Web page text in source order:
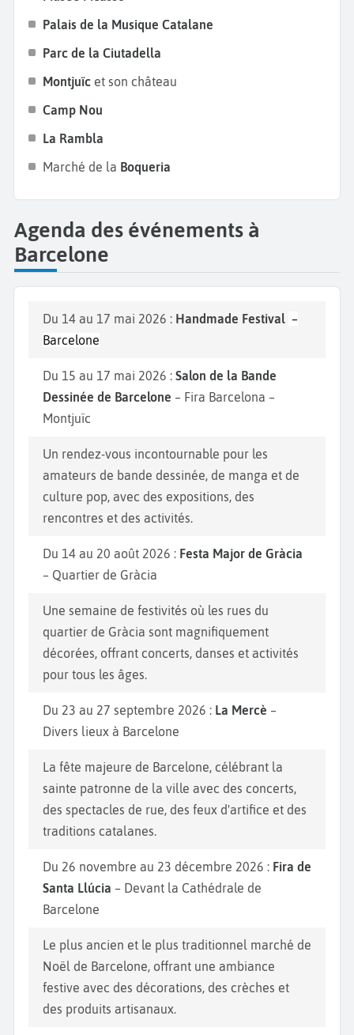
Palais de la Musique Catalane
Parc de la Ciutadella
Montjuïc et son château
Camp Nou
La Rambla
Marché de la Boqueria
Agenda des événements à
Barcelone
Du 14 au 17 mai 2026 : Handmade Festival –
Barcelone
Du 15 au 17 mai 2026 : Salon de la Bande
Dessinée de Barcelone – Fira Barcelona –
Montjuïc
Un rendez-vous incontournable pour les
amateurs de bande dessinée, de manga et de
culture pop, avec des expositions, des
rencontres et des activités.
Du 14 au 20 août 2026 : Festa Major de Gràcia
– Quartier de Gràcia
Une semaine de festivités où les rues du
quartier de Gràcia sont magnifiquement
décorées, offrant concerts, danses et activités
pour tous les âges.
Du 23 au 27 septembre 2026 : La Mercè –
Divers lieux à Barcelone
La fête majeure de Barcelone, célébrant la
sainte patronne de la ville avec des concerts,
des spectacles de rue, des feux d'artifice et des
traditions catalanes.
Du 26 novembre au 23 décembre 2026 : Fira de
Santa Llúcia – Devant la Cathédrale de
Barcelone
Le plus ancien et le plus traditionnel marché de
Noël de Barcelone, offrant une ambiance
festive avec des décorations, des crèches et
des produits artisanaux.